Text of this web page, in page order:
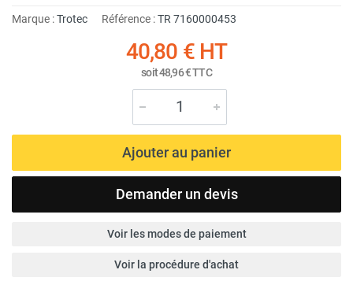
Marque :Trotec Référence :TR 7160000453
40,80 €HT
soit48,96 €TTC
Ajouter au panier
Demander un devis
Voir les modes de paiement
Voir la procédure d'achat